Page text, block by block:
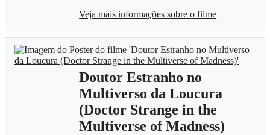
Veja mais informações sobre o filme
Doutor Estranho no
Multiverso da Loucura
(Doctor Strange in the
Multiverse of Madness)